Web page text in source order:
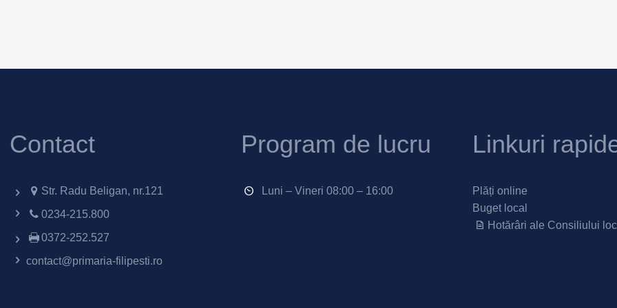
Contact
Str. Radu Beligan, nr.121
0234-215.800
0372-252.527
contact@primaria-filipesti.ro
Program de lucru
Luni – Vineri 08:00 – 16:00
Linkuri
Plăți online
Buget local
Hotărâri ale Consiliului